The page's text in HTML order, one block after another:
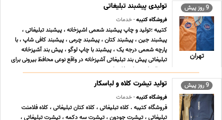
9 روز پیش
تهران
تولیدی پیشبند تبلیغاتی
فروشگاه کتیبه- خدمات
کتیبه ؛تولید و چاپ پیشبند شعمی اشپزخانه ، پیشبند تبلیغاتی ،
پیشبند جین ، پیشبند کتان ، پیشبند چرمی ، پیشبند کافی شاپ ، با
پارچه شعمی درجه یک ، پیشبند با چاپ لوگو ، پیش بند آشپزخانه
تبلیغاتی پیش بند تبلیغاتی آشپزخانه در واقع نوعی محافظ بیرونی برای
پوشاک است. استفاده از پیش بند در ... ...
9 روز پیش تولید تیشرت کلاه و لباسکار
فروشگاه کتیبه- خدمات
فروشگاه کتیبه . کلاه تبلیغاتی ، کلاه کتان تبلیغاتی ، کلاه فلامنت
تبلیغاتی ، تیشرت جودون ، تیشرت سه دکمه ، تیشرت تبلیغاتی ،